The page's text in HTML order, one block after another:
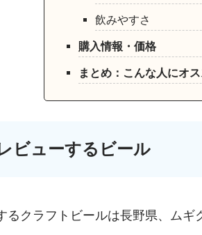
飲みやすさ
購入情報・価格
まとめ：こんな人にオ
ビューするビール
るクラフトビールは長野県、ムギ